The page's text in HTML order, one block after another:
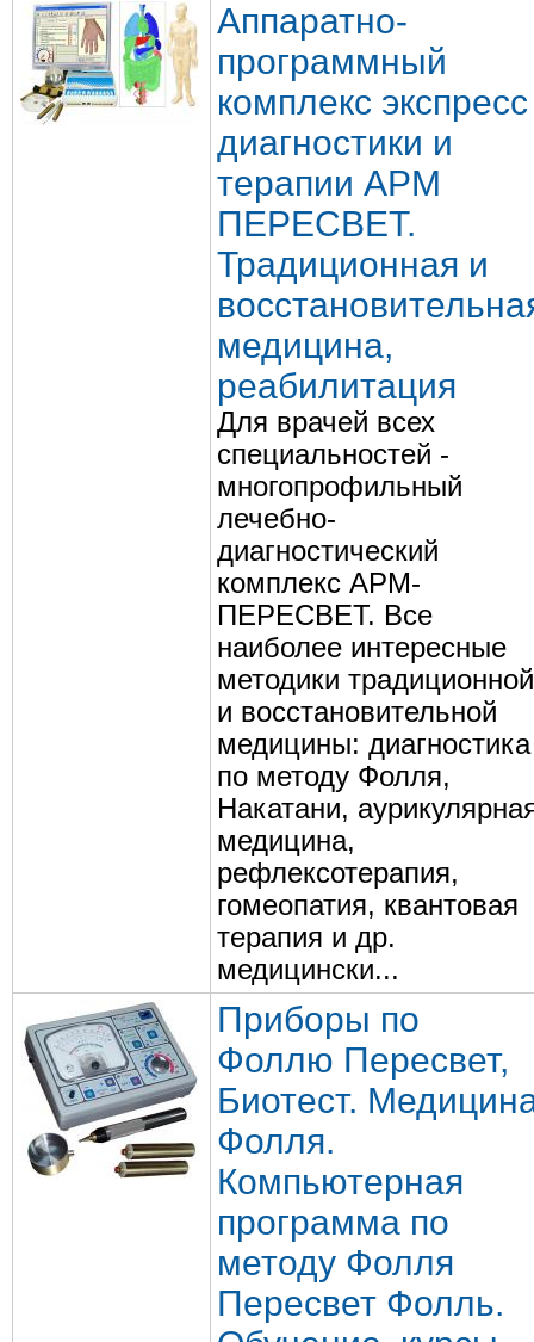
Аппаратно-
программный
комплекс экспресс
диагностики и
терапии АРМ
ПЕРЕСВЕТ.
Традиционная и
медицина,
реабилитация
Для врачей всех
специальностей -
многопрофильный
лечебно-
диагностический
комплекс АРМ-
ПЕРЕСВЕТ. Все
наиболее интересные
методики традиционной
и восстановительной
медицины: диагностика
по методу Фолля,
Накатани,
медицина,
рефлексотерапия,
гомеопатия, квантовая
терапия и др.
медицински...
Приборы по
Фоллю Пересвет,
Биотест.
Фолля.
Компьютерная
программа по
методу Фолля
Пересвет Фолль.